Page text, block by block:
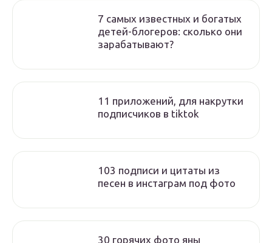
7 самых известных и богатых
детей-блогеров: сколько они
зарабатывают?
11 приложений, для накрутки
подписчиков в tiktok
103 подписи и цитаты из
песен в инстаграм под фото
30 горячих фото яны